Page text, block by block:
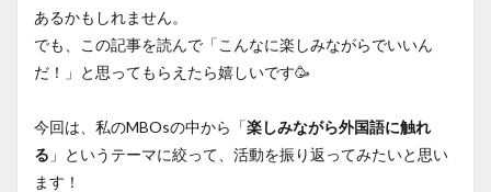
あるかもしれません。
でも、この記事を読んで「こんなに楽しみながらでいいん
だ！」と思ってもらえたら嬉しいです🥳
今回は、私のMBOsの中から「楽しみながら外国語に触れ
る 」というテーマに絞って、活動を振り返ってみたいと思い
ます！